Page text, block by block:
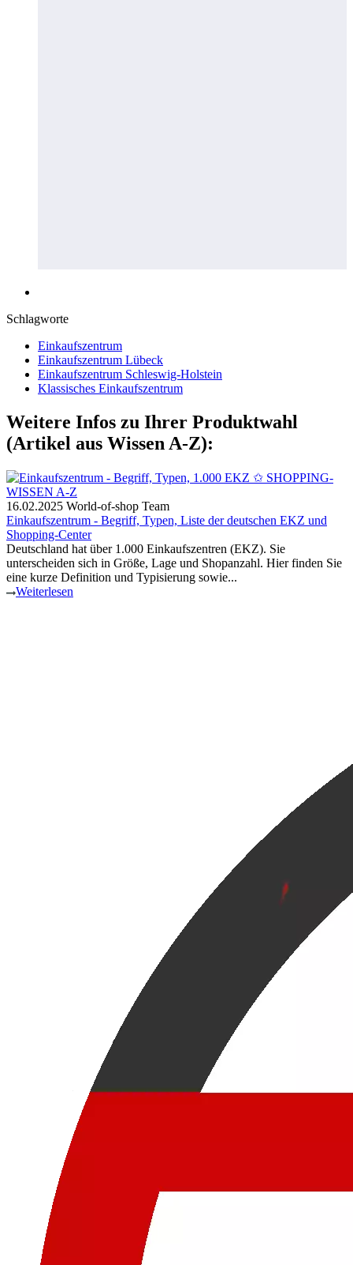
Schlagworte
Einkaufszentrum
Einkaufszentrum Lübeck
Einkaufszentrum Schleswig-Holstein
Klassisches Einkaufszentrum
Weitere Infos zu Ihrer Produktwahl
(Artikel aus Wissen A-Z):
16.02.2025 World-of-shop Team
Einkaufszentrum - Begriff, Typen, Liste der deutschen EKZ und
Shopping-Center
Deutschland hat über 1.000 Einkaufszentren (EKZ). Sie
unterscheiden sich in Größe, Lage und Shopanzahl. Hier finden Sie
eine kurze Definition und Typisierung sowie...
Weiterlesen